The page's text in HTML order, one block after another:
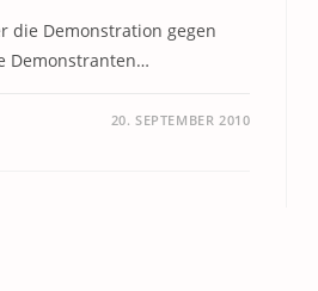
die Demonstration gegen
Demonstranten…
20. SEPTEMBER 2010